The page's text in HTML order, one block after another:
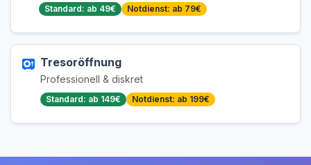
Standard: ab 49€ Notdienst: ab 79€
Tresoröffnung
Professionell & diskret
Standard: ab 149€ Notdienst: ab 199€